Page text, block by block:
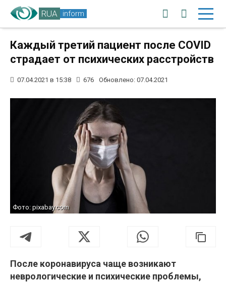
RUA inform
Каждый третий пациент после COVID
страдает от психических расстройств
07.04.2021 в 15:38 676 Обновлено: 07.04.2021
Фото: pixabay.com
После коронавируса чаще возникают
неврологические и психические проблемы,